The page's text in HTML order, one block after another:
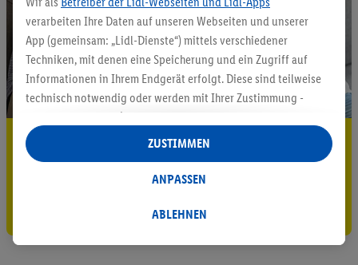
5.95 € Versand sparen³²ᵃ
Gutschein sichern!
verarbeiten Ihre Daten auf unseren Webseiten und unserer
App (gemeinsam: „Lidl-Dienste“) mittels verschiedener
Techniken, mit denen eine Speicherung und ein Zugriff auf
Informationen in Ihrem Endgerät erfolgt. Diese sind teilweise
technisch notwendig oder werden mit Ihrer Zustimmung -
auch durch Partner (u.a.
Verantwortliche; im Zusammenhang mit dem IAB TCF
insgesamt
Statistik-Erstellung oder für personalisierte Werbung
Datenverarbeitungen für personalisierte Werbung werden
ABLEHNEN
ANPASSEN
ZUSTIMMEN